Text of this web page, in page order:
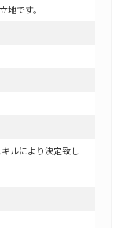
です。
ルにより決定致し